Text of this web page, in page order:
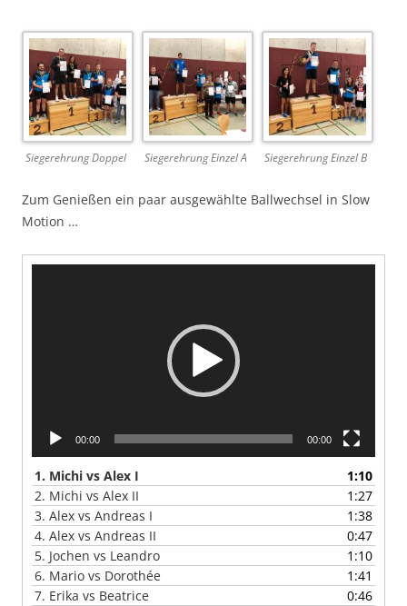
Siegerehrung Doppel Siegerehrung Einzel A Siegerehrung Einzel B
Zum Genießen ein paar ausgewählte Ballwechsel in Slow
Motion …
00:00 00:00
1. Michi vs Alex I
1:10
2. Michi vs Alex II
1:27
3. Alex vs Andreas I
1:38
4. Alex vs Andreas II
0:47
5. Jochen vs Leandro
1:10
6. Mario vs Dorothée
1:41
7. Erika vs Beatrice
0:46